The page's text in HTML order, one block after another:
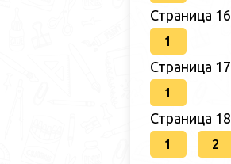
Страница 16
1
Страница 17
1
Страница 18
1 2